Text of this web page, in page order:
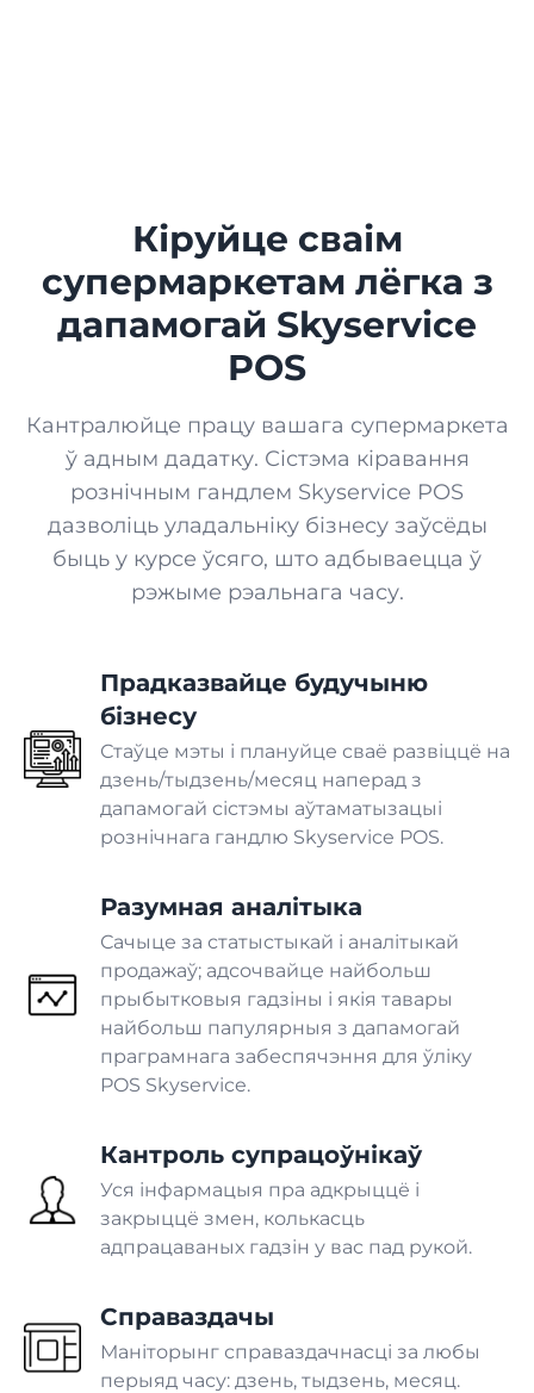
ПриватБанк
Сінхранізацыя плацежных аперацый
Термінал від ПриватБанк
Атрыманне на смартфоне
Атрыманне на смартфоне
Вопыт ад мона
QR-меню, аплата і чаявыя
Інтэграцыі, якія
падтрымліваюць
бесперапыннасць вашага
Ісці
Рынак
Крама
Ювелірная крама
Зоамагазін
Аптэка
Пякарня
Кандытарскія вырабы
ПАСЛУГІ
Бізнес
Франшыза
Дастаўка ежы
Аўтамыйка
Стаматалогія
Кіруйце сваім
супермаркетам лёгка з
дапамогай Skyservice
POS
Кантралюйце працу вашага супермаркета
ў адным дадатку. Сістэма кіравання
рознічным гандлем Skyservice POS
дазволіць уладальніку бізнесу заўсёды
быць у курсе ўсяго, што адбываецца ў
рэжыме рэальнага часу.
Прадказвайце будучыню
бізнесу
Стаўце мэты і плануйце сваё развіццё на
дзень/тыдзень/месяц наперад з
дапамогай сістэмы аўтаматызацыі
рознічнага гандлю Skyservice POS.
Разумная аналітыка
Сачыце за статыстыкай і аналітыкай
продажаў; адсочвайце найбольш
прыбытковыя гадзіны і якія тавары
найбольш папулярныя з дапамогай
праграмнага забеспячэння для ўліку
POS Skyservice.
Кантроль супрацоўнікаў
Уся інфармацыя пра адкрыццё і
закрыццё змен, колькасць
адпрацаваных гадзін у вас пад рукой.
Справаздачы
Маніторынг справаздачнасці за любы
перыяд часу: дзень, тыдзень, месяц.